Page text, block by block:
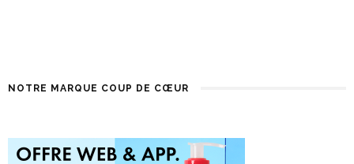
NOTRE MARQUE COUP DE CŒUR